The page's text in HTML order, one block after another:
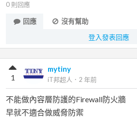
0 則回應
回應
沒有幫助
登入發表回應
mytiny
iT邦超人 ． 2 年前
1
不能做內容層防護的Firewall防火牆
早就不適合做威脅防禦